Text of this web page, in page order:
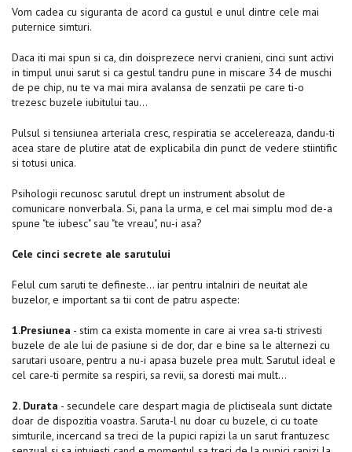
Vom cadea cu siguranta de acord ca gustul e unul dintre cele mai
puternice simturi.
Daca iti mai spun si ca, din doisprezece nervi cranieni, cinci sunt activi
in timpul unui sarut si ca gestul tandru pune in miscare 34 de muschi
de pe chip, nu te va mai mira avalansa de senzatii pe care ti-o
trezesc buzele iubitului tau…
Pulsul si tensiunea arteriala cresc, respiratia se accelereaza, dandu-ti
acea stare de plutire atat de explicabila din punct de vedere stiintific
si totusi unica.
Psihologii recunosc sarutul drept un instrument absolut de
comunicare nonverbala. Si, pana la urma, e cel mai simplu mod de-a
spune "te iubesc" sau "te vreau", nu-i asa?
Cele cinci secrete ale sarutului
Felul cum saruti te defineste… iar pentru intalniri de neuitat ale
buzelor, e important sa tii cont de patru aspecte:
1.Presiunea - stim ca exista momente in care ai vrea sa-ti strivesti
buzele de ale lui de pasiune si de dor, dar e bine sa le alternezi cu
sarutari usoare, pentru a nu-i apasa buzele prea mult. Sarutul ideal e
cel care-ti permite sa respiri, sa revii, sa doresti mai mult…
2. Durata - secundele care despart magia de plictiseala sunt dictate
doar de dispozitia voastra. Saruta-l nu doar cu buzele, ci cu toate
simturile, incercand sa treci de la pupici rapizi la un sarut frantuzesc